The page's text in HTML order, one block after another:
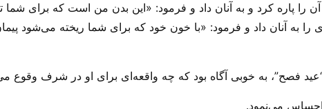
آن را پاره کرد و به آنان داد و فرمود: «این بدن من است که برای
بعد از شام پیاله‌ای را به آنان داد و فرمود: «با خون خود که برای شما ریخته می‌شود
به خوبی آگاه بود که چه واقعه‌ای برای او در شرف وقوع
می‌‌نمود.